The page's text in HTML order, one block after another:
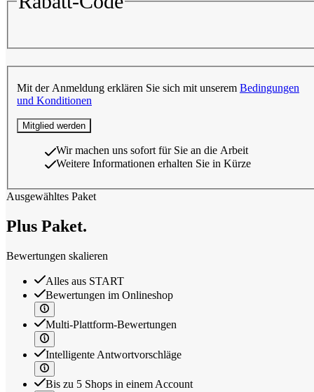
Mit der Anmeldung erklären Sie sich mit unserem Bedingungen
und Konditionen
Mitglied werden
Wir machen uns sofort für Sie an die Arbeit
Weitere Informationen erhalten Sie in Kürze
Ausgewähltes Paket
Plus Paket.
Bewertungen skalieren
Alles aus START
Bewertungen im Onlineshop
Multi-Plattform-Bewertungen
Intelligente Antwortvorschläge
Bis zu 5 Shops in einem Account